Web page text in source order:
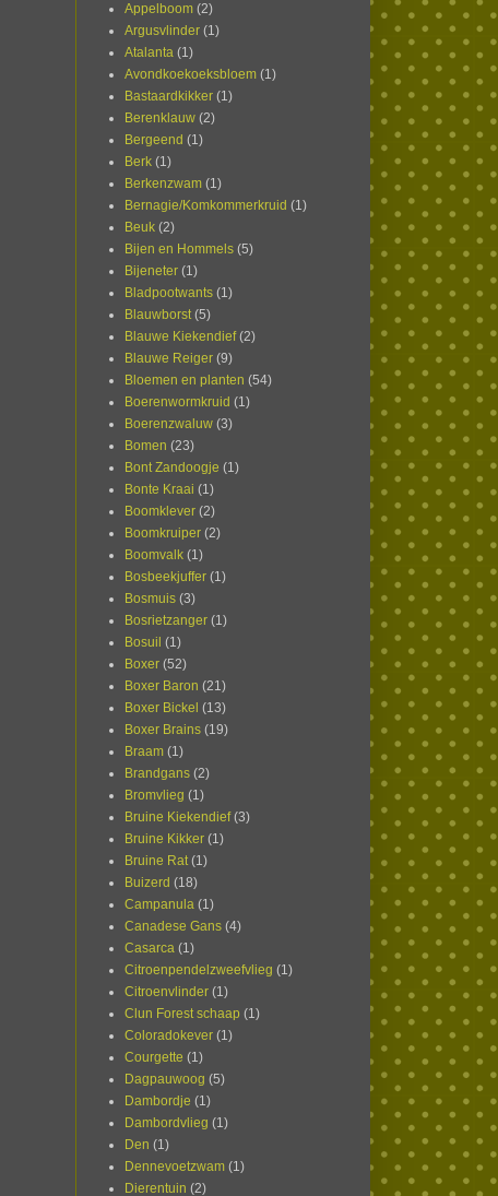
Appelboom (2)
Argusvlinder (1)
Atalanta (1)
Avondkoekoeksbloem (1)
Bastaardkikker (1)
Berenklauw (2)
Bergeend (1)
Berk (1)
Berkenzwam (1)
Bernagie/Komkommerkruid (1)
Beuk (2)
Bijen en Hommels (5)
Bijeneter (1)
Bladpootwants (1)
Blauwborst (5)
Blauwe Kiekendief (2)
Blauwe Reiger (9)
Bloemen en planten (54)
Boerenwormkruid (1)
Boerenzwaluw (3)
Bomen (23)
Bont Zandoogje (1)
Bonte Kraai (1)
Boomklever (2)
Boomkruiper (2)
Boomvalk (1)
Bosbeekjuffer (1)
Bosmuis (3)
Bosrietzanger (1)
Bosuil (1)
Boxer (52)
Boxer Baron (21)
Boxer Bickel (13)
Boxer Brains (19)
Braam (1)
Brandgans (2)
Bromvlieg (1)
Bruine Kiekendief (3)
Bruine Kikker (1)
Bruine Rat (1)
Buizerd (18)
Campanula (1)
Canadese Gans (4)
Casarca (1)
Citroenpendelzweefvlieg (1)
Citroenvlinder (1)
Clun Forest schaap (1)
Coloradokever (1)
Courgette (1)
Dagpauwoog (5)
Dambordje (1)
Dambordvlieg (1)
Den (1)
Dennevoetzwam (1)
Dierentuin (2)